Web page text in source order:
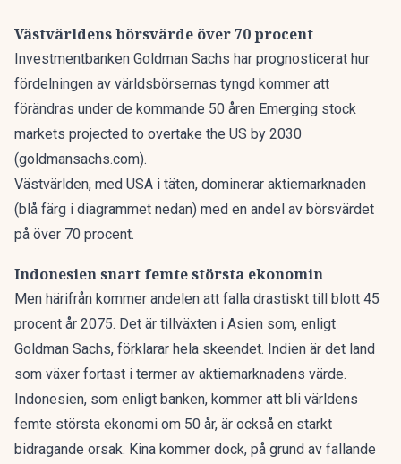
Västvärldens börsvärde över 70 procent
Investmentbanken Goldman Sachs har prognosticerat hur
fördelningen av världsbörsernas tyngd kommer att
förändras under de kommande 50 åren Emerging stock
markets projected to overtake the US by 2030
(goldmansachs.com).
Västvärlden, med USA i täten, dominerar aktiemarknaden
(blå färg i diagrammet nedan) med en andel av börsvärdet
på över 70 procent.
Indonesien snart femte största ekonomin
Men härifrån kommer andelen att falla drastiskt till blott 45
procent år 2075. Det är tillväxten i Asien som, enligt
Goldman Sachs, förklarar hela skeendet. Indien är det land
som växer fortast i termer av aktiemarknadens värde.
Indonesien, som enligt banken, kommer att bli världens
femte största ekonomi om 50 år, är också en starkt
bidragande orsak. Kina kommer dock, på grund av fallande